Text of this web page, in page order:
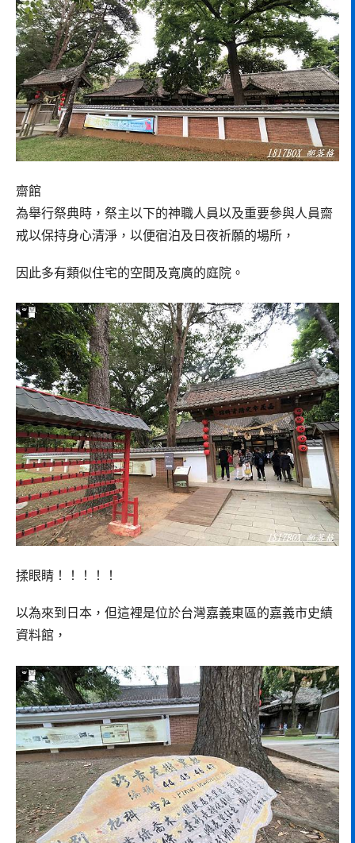
齋館
為舉行祭典時，祭主以下的神職人員以及重要參與人員齋
戒以保持身心清淨，以便宿泊及日夜祈願的場所，
因此多有類似住宅的空間及寬廣的庭院。
揉眼睛！！！！！
以為來到日本，但這裡是位於台灣嘉義東區的嘉義市史績
資料館，